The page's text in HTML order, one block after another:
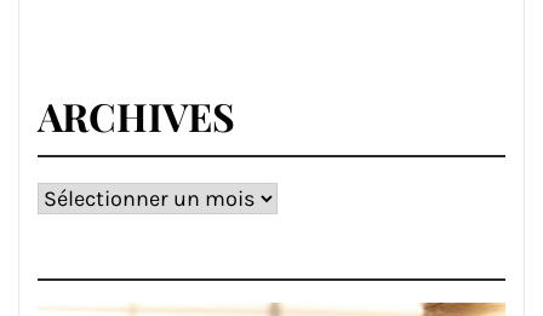
ARCHIVES
Archives